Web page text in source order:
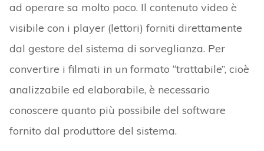
ad operare sa molto poco. Il contenuto video è
visibile con i player (lettori) forniti direttamente
dal gestore del sistema di sorveglianza. Per
convertire i filmati in un formato “trattabile”, cioè
analizzabile ed elaborabile, è necessario
conoscere quanto più possibile del software
fornito dal produttore del sistema.